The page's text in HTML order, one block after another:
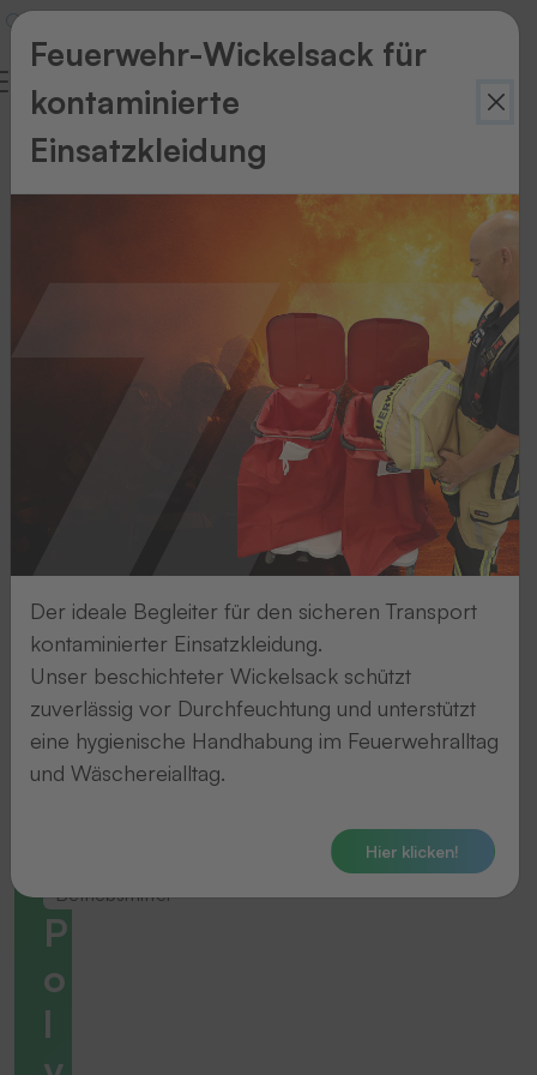
Zurück
Betriebsmittel
P
o
l
Feuerwehr-Wickelsack für
kontaminierte
Einsatzkleidung
Der ideale Begleiter für den sicheren Transport
kontaminierter Einsatzkleidung.
Unser beschichteter Wickelsack schützt
zuverlässig vor Durchfeuchtung und unterstützt
eine hygienische Handhabung im Feuerwehralltag
und Wäschereialltag.
Hier klicken!